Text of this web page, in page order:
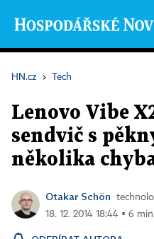
HN.cz › Tech
Lenovo Vibe
sendvič s
několika
Otakar Schön
18. 12. 2014 18:44 ▪ 6